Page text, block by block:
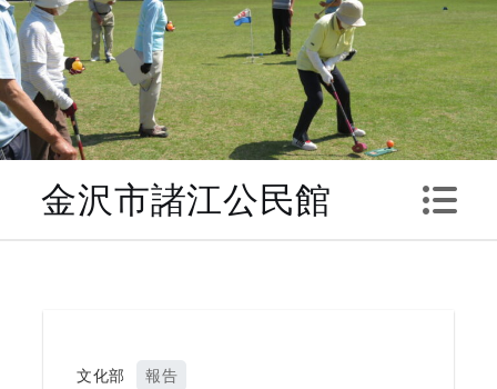
Skip
to
content
金沢市諸江公民館
文化部 報告